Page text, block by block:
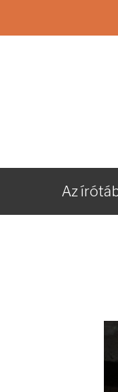
Az